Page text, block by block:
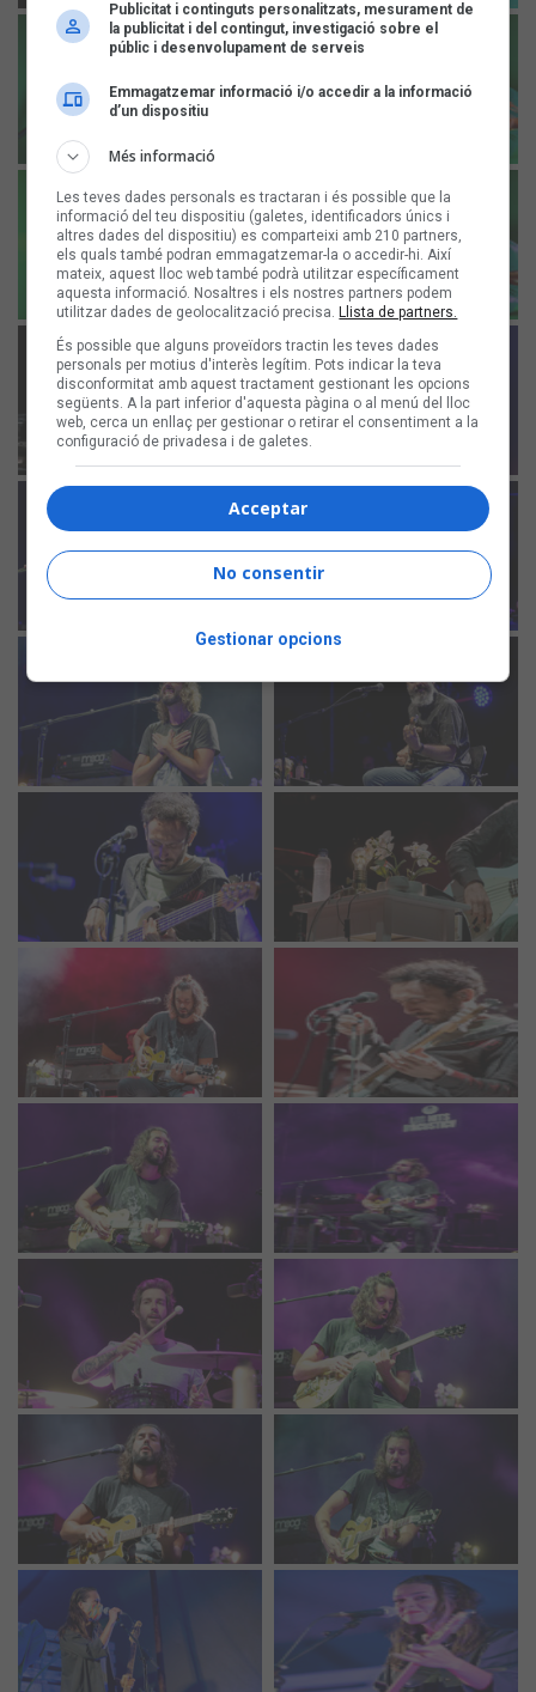
Publicitat i continguts personalitzats, mesurament de
la publicitat i del contingut, investigació sobre el
públic i desenvolupament de serveis
Emmagatzemar informació i/o accedir a la informació
d’un dispositiu
Més informació
Les teves dades personals es tractaran i és possible que la
informació del teu dispositiu (galetes, identificadors únics i
altres dades del dispositiu) es comparteixi amb 210 partners,
els quals també podran emmagatzemar-la o accedir-hi. Així
mateix, aquest lloc web també podrà utilitzar específicament
aquesta informació. Nosaltres i els nostres partners podem
utilitzar dades de geolocalització precisa. Llista de partners.
És possible que alguns proveïdors tractin les teves dades
personals per motius d'interès legítim. Pots indicar la teva
disconformitat amb aquest tractament gestionant les opcions
següents. A la part inferior d'aquesta pàgina o al menú del lloc
web, cerca un enllaç per gestionar o retirar el consentiment a la
configuració de privadesa i de galetes.
Acceptar
No consentir
Gestionar opcions